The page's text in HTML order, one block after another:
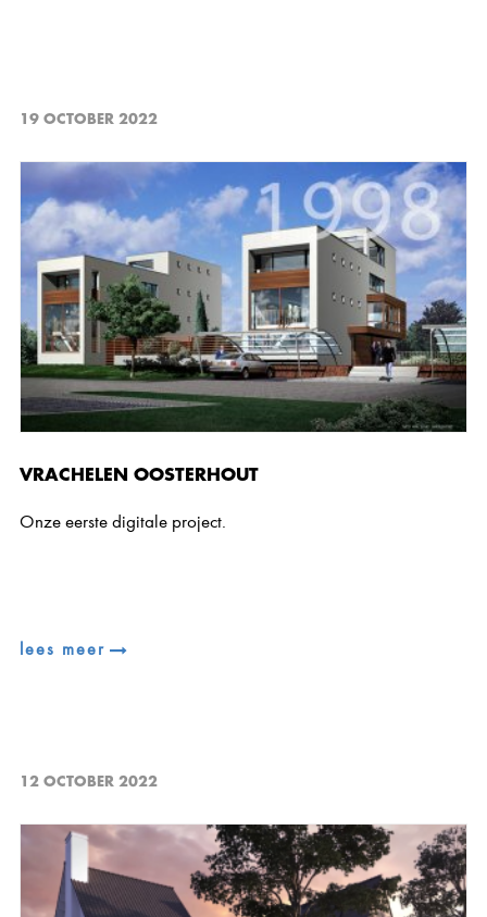
19 OCTOBER 2022
VRACHELEN OOSTERHOUT
Onze eerste digitale project.
lees meer
12 OCTOBER 2022